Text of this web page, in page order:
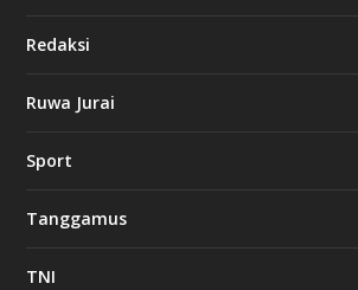
Redaksi
Ruwa Jurai
Sport
Tanggamus
TNI